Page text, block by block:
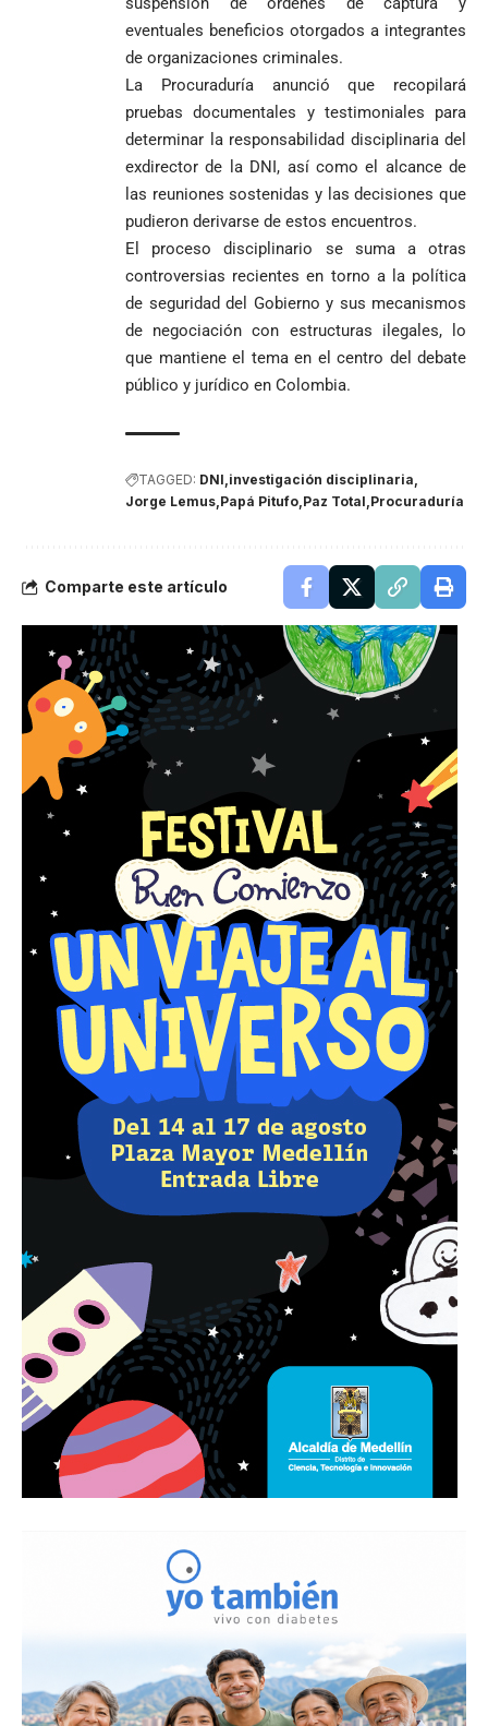
eventuales beneficios otorgados a integrantes
de organizaciones criminales.
La Procuraduría anunció que recopilará
pruebas documentales y testimoniales para
determinar la responsabilidad disciplinaria del
exdirector de la DNI, así como el alcance de
las reuniones sostenidas y las decisiones que
pudieron derivarse de estos encuentros.
El proceso disciplinario se suma a otras
controversias recientes en torno a la política
de seguridad del Gobierno y sus mecanismos
de negociación con estructuras ilegales, lo
que mantiene el tema en el centro del debate
público y jurídico en Colombia.
TAGGED: DNI investigación disciplinaria
Jorge Lemus Papá Pitufo Paz Total Procuraduría
Comparte este artículo